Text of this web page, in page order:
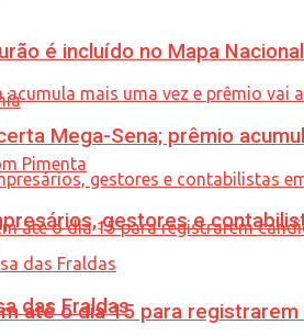
Pimenta
até o dia 15 para
é incluído no Mapa
Mega-Sena; prêmio
gestores e
das Fraldas